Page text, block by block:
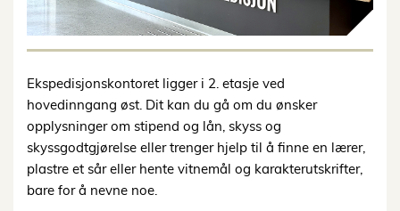
Ekspedisjonskontoret ligger i 2. etasje ved
hovedinngang øst. Dit kan du gå om du ønsker
opplysninger om stipend og lån, skyss og
skyssgodtgjørelse eller trenger hjelp til å finne en lærer,
plastre et sår eller hente vitnemål og karakterutskrifter,
bare for å nevne noe.